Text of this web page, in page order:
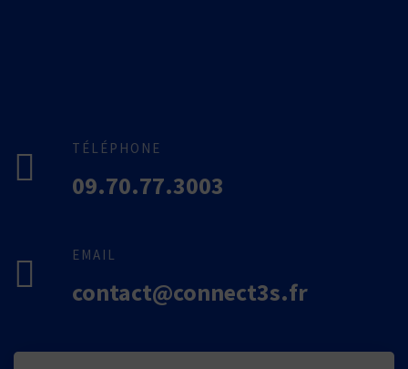
TÉLÉPHONE
09.70.77.3003
EMAIL
contact@connect3s.fr